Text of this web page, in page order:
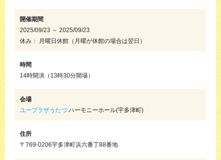
開催期間
2025/09/23 ～ 2025/09/23
休み： 月曜日休館（月曜が休館の場合は翌日）
時間
14時開演（13時30分開場）
会場
ユープラザうたづハーモニーホール(宇多津町)
住所
〒769-0206宇多津町浜六番丁88番地